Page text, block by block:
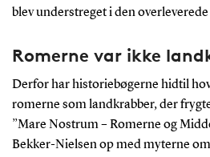
blev understreget i den
Romerne var ikke
Derfor har historiebøgerne hidtil
romerne som landkrabber, der
”Mare Nostrum – Romerne og
Bekker-Nielsen op med myterne